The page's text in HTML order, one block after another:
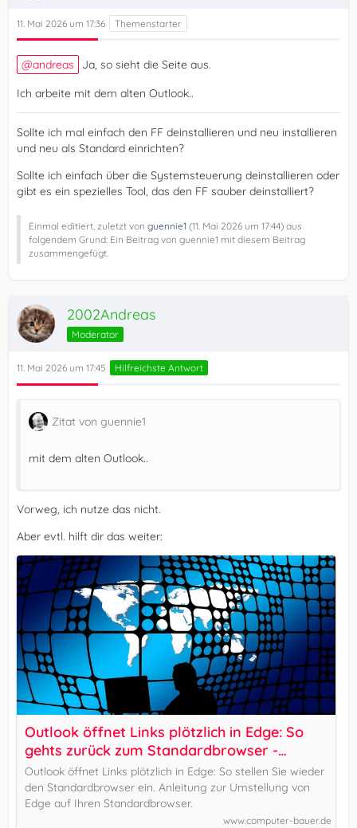
11. Mai 2026 um 17:36
andreas
Ja, so sieht die Seite aus.
Ich arbeite mit dem alten Outlook..
Sollte ich mal einfach den FF deinstallieren und neu installieren
und neu als Standard einrichten?
Sollte ich einfach über die Systemsteuerung deinstallieren oder
gibt es ein spezielles Tool, das den FF sauber deinstalliert?
Einmal editiert, zuletzt von guennie1 (11. Mai 2026 um 17:44) aus
folgendem Grund: Ein Beitrag von guennie1 mit diesem Beitrag
zusammengefügt.
2002Andreas
Moderator
11. Mai 2026 um 17:45 Hilfreichste Antwort
Zitat von guennie1
mit dem alten Outlook..
Vorweg, ich nutze das nicht.
Aber evtl. hilft dir das weiter:
Outlook öffnet Links plötzlich in Edge: So
gehts zurück zum Standardbrowser -
Computer Bauer GmbH
Outlook öffnet Links plötzlich in Edge: So stellen Sie wieder
den Standardbrowser ein. Anleitung zur Umstellung von
Edge auf Ihren Standardbrowser.
www.computer-bauer.de